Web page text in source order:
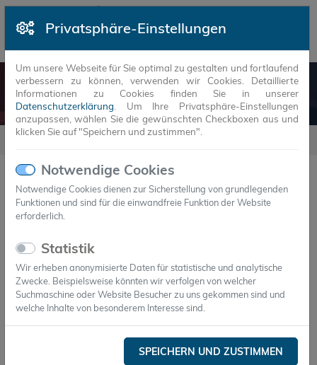
Privatsphäre-Einstellungen
Um unsere Webseite für Sie optimal zu gestalten und fortlaufend
verbessern zu können, verwenden wir Cookies. Detaillierte
Informationen zu Cookies finden Sie in unserer
Datenschutzerklärung . Um Ihre Privatsphäre-Einstellungen
anzupassen, wählen Sie die gewünschten Checkboxen aus und
klicken Sie auf "Speichern und zustimmen".
Notwendige Cookies
Notwendige Cookies dienen zur Sicherstellung von grundlegenden
Funktionen und sind für die einwandfreie Funktion der Website
erforderlich.
Statistik
Wir erheben anonymisierte Daten für statistische und analytische
Zwecke. Beispielsweise könnten wir verfolgen von welcher
Suchmaschine oder Website Besucher zu uns gekommen sind und
welche Inhalte von besonderem Interesse sind.
SPEICHERN UND ZUSTIMMEN
TEAMS
Es wurden keine Einträge gefunden.
Kontakt
1. Hauptverwaltung + Produktion
Axiotherm GmbH
Bahnhofstraße 31
D-07607 Eisenberg/Thüringen